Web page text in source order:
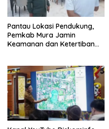
Pantau Lokasi Pendukung,
Pemkab Mura Jamin
Keamanan dan Ketertiban